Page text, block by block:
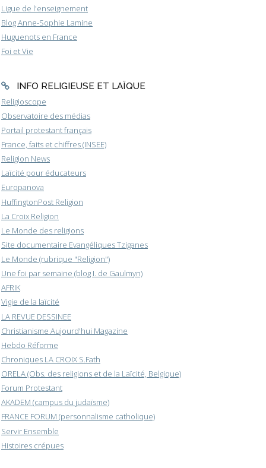
Ligue de l'enseignement
Blog Anne-Sophie Lamine
Huguenots en France
Foi et Vie
INFO RELIGIEUSE ET LAÏQUE
Religioscope
Observatoire des médias
Portail protestant français
France, faits et chiffres (INSEE)
Religion News
Laïcité pour éducateurs
Europanova
HuffingtonPost Religion
La Croix Religion
Le Monde des religions
Site documentaire Evangéliques Tziganes
Le Monde (rubrique "Religion")
Une foi par semaine (blog I. de Gaulmyn)
AFRIK
Vigie de la laïcité
LA REVUE DESSINEE
Christianisme Aujourd'hui Magazine
Hebdo Réforme
Chroniques LA CROIX S.Fath
ORELA (Obs. des religions et de la Laïcité, Belgique)
Forum Protestant
AKADEM (campus du judaïsme)
FRANCE FORUM (personnalisme catholique)
Servir Ensemble
Histoires crépues